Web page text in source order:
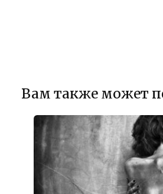
Вам также может